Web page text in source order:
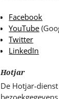
Facebook
YouTube
Twitter
LinkedIn
Hotjar
De Hotjar-